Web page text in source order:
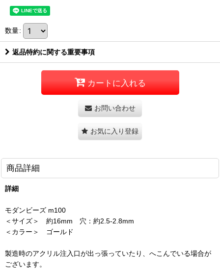
数量:
返品特約に関する重要事項
カートに入れる
お問い合わせ
お気に入り登録
商品詳細
詳細
モダンビーズ m100
＜サイズ＞ 約16mm 穴：約2.5-2.8mm
＜カラー＞ ゴールド
製造時のアクリル注入口が出っ張っていたり、へこんでいる場合が
ございます。